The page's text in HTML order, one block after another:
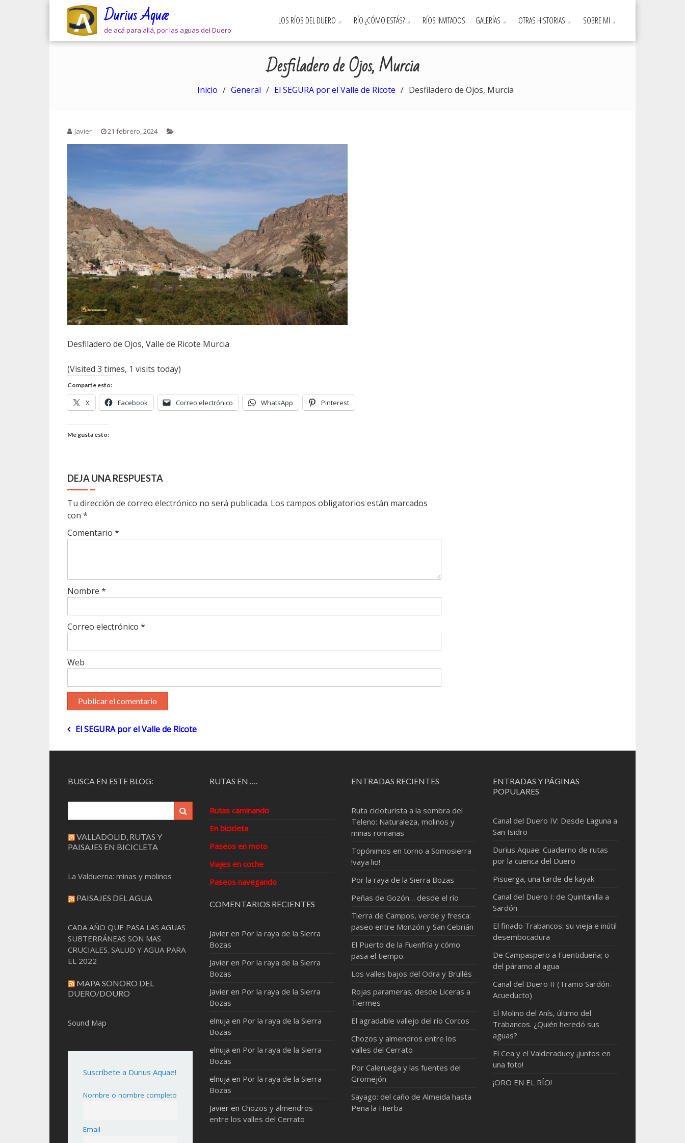
Durius Aquæ
de acá para allá, por las aguas del Duero
LOS RÍOS DEL DUERO RÍO ¿CÓMO ESTÁS? RÍOS INVITADOS GALERÍAS OTRAS HISTORIAS SOBRE MI
Desfiladero de Ojos, Murcia
Inicio General El SEGURA por el Valle de Ricote Desfiladero de Ojos, Murcia
Javier 21 febrero, 2024
Desfiladero de Ojos, Valle de Ricote Murcia
(Visited 3 times, 1 visits today)
Comparte esto:
X Facebook Correo electrónico WhatsApp Pinterest
Me gusta esto:
DEJA UNA RESPUESTA
Tu dirección de correo electrónico no será publicada. Los campos obligatorios están marcados
con *
Comentario *
Nombre *
Correo electrónico *
Web
Navegación
de
El SEGURA por el Valle de Ricote
BUSCA EN ESTE BLOG:
VALLADOLID, RUTAS Y
PAISAJES EN BICICLETA
La Valduerna: minas y molinos
PAISAJES DEL AGUA
CADA AÑO QUE PASA LAS AGUAS
SUBTERRÁNEAS SON MAS
CRUCIALES. SALUD Y AGUA PARA
EL 2022
MAPA SONORO DEL
DUERO/DOURO
Sound Map
Suscríbete a Durius Aquae!
Nombre o nombre completo
Email
RUTAS EN ….
Rutas caminando
En bicicleta
Paseos en moto
Viajes en coche
Paseos navegando
COMENTARIOS RECIENTES
Javier en Por la raya de la Sierra
Bozas
Javier en Por la raya de la Sierra
Bozas
Javier en Por la raya de la Sierra
Bozas
elnuja en Por la raya de la Sierra
Bozas
elnuja en Por la raya de la Sierra
Bozas
elnuja en Por la raya de la Sierra
Bozas
Javier enChozos y almendros
entre los valles del Cerrato
ENTRADAS RECIENTES
Ruta cicloturista a la sombra del
Teleno: Naturaleza, molinos y
minas romanas
Topónimos en torno a Somosierra
!vaya lio!
Por la raya de la Sierra Bozas
Peñas de Gozón… desde el río
Tierra de Campos, verde y fresca:
paseo entre Monzón y San Cebrián
El Puerto de la Fuenfría y cómo
pasa el tiempo.
Los valles bajos del Odra y Brullés
Rojas parameras; desde Liceras a
Tiermes
El agradable vallejo del río Corcos
Chozos y almendros entre los
valles del Cerrato
Por Caleruega y las fuentes del
Gromejón
Sayago: del caño de Almeida hasta
Peña la Hierba
ENTRADAS Y PÁGINAS
POPULARES
Canal del Duero IV: Desde Laguna a
San Isidro
Durius Aquae: Cuaderno de rutas
por la cuenca del Duero
Pisuerga, una tarde de kayak
Canal del Duero I: de Quintanilla a
Sardón
El finado Trabancos: su vieja e inútil
desembocadura
De Campaspero a Fuentidueña; o
del páramo al agua
Canal del Duero II (Tramo Sardón-
Acueducto)
El Molino del Anís, último del
Trabancos. ¿Quién heredó sus
aguas?
El Cea y el Valderaduey ¡juntos en
una foto!
¡ORO EN EL RÍO!